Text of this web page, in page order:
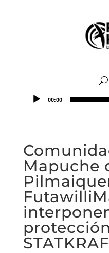
00:00
Mapuche